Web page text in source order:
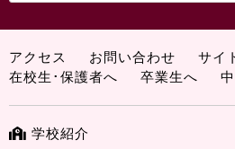
アクセス お問い合わせ
サイ
在校生･保護者へ
卒業生へ
学校紹介